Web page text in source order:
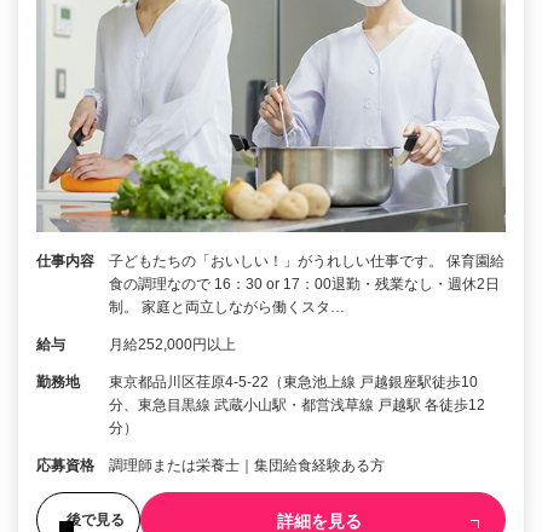
仕事内容
子どもたちの「おいしい！」がうれしい仕事です。 保育園給
食の調理なので 16：30 or 17：00退勤・残業なし・週休2日
制。 家庭と両立しながら働くスタ…
給与 月給252,000円以上
勤務地
東京都品川区荏原4-5-22（東急池上線 戸越銀座駅徒歩10
分、東急目黒線 武蔵小山駅・都営浅草線 戸越駅 各徒歩12
分）
応募資格 調理師または栄養士｜集団給食経験ある方
後で見る 詳細を見る